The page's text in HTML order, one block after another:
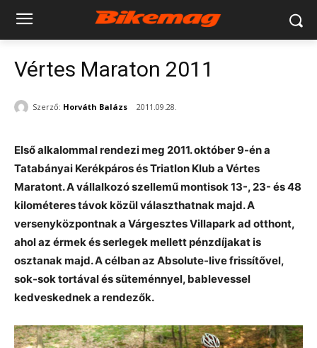
Vértes Maraton 2011
Szerző: Horváth Balázs 2011.09.28.
Első alkalommal rendezi meg 2011. október 9-én a
Tatabányai Kerékpáros és Triatlon Klub a Vértes
Maratont. A vállalkozó szellemű montisok 13-, 23- és 48
kilométeres távok közül választhatnak majd. A
versenyközpontnak a Várgesztes Villapark ad otthont,
ahol az érmek és serlegek mellett pénzdíjakat is
osztanak majd. A célban az Absolute-live frissítővel,
sok-sok tortával és süteménnyel, bablevessel
kedveskednek a rendezők.